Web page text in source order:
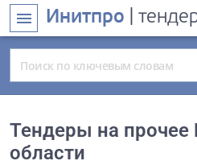
menu Инитпро |
Тендеры на прочее
области